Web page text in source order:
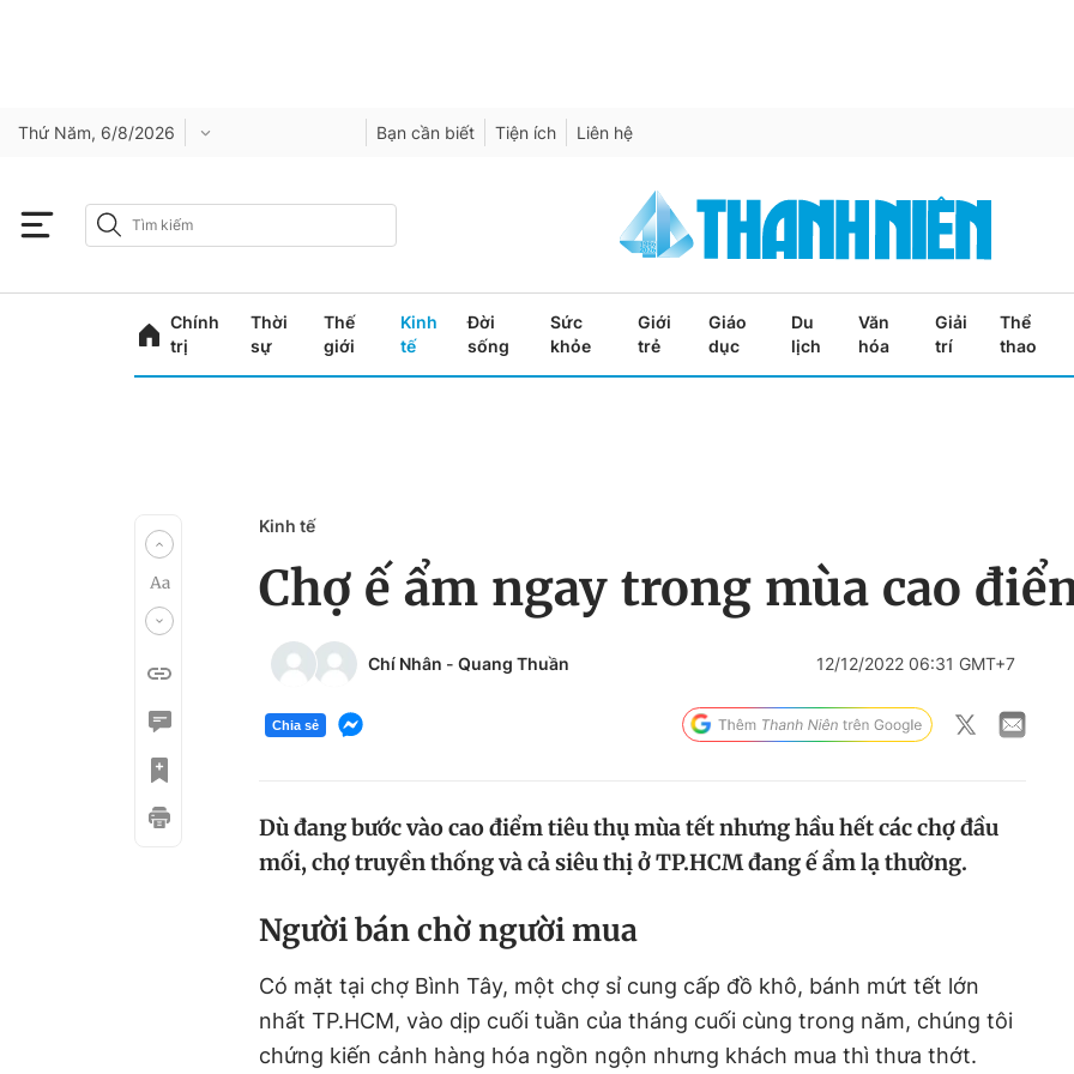
Thứ Năm, 6/8/2026 Bạn cần biết Tiện ích Liên hệ
Chính
trị
Thời
sự
Thế
giới
Kinh
tế
Đời
sống
Sức
khỏe
Giới
trẻ
Giáo
dục
Du
lịch
Văn
hóa
Giải
trí
Thể
thao
Kinh tế
Chợ ế ẩm ngay trong mùa cao
Chí Nhân - Quang Thuần 12/12/2022 06:31 GMT+7
Chia sẻ
Dù đang bước vào cao điểm tiêu thụ mùa tết nhưng hầu hết các chợ đầu
mối, chợ truyền thống và cả siêu thị ở TP.HCM đang ế ẩm lạ thường.
Người bán chờ người mua
Có mặt tại chợ Bình Tây, một chợ sỉ cung cấp đồ khô, bánh mứt tết lớn
nhất TP.HCM, vào dịp cuối tuần của tháng cuối cùng trong năm, chúng tôi
chứng kiến cảnh hàng hóa ngồn ngộn nhưng khách mua thì thưa thớt.